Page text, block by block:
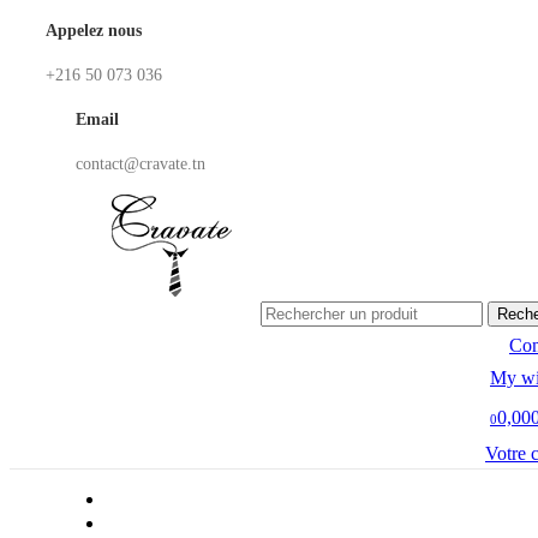
Appelez nous
+216 50 073 036
Email
contact@cravate.tn
My
0
Votre